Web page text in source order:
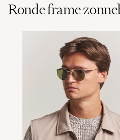
Ronde frame